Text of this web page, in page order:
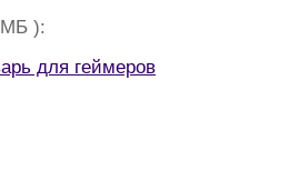
МБ ):
для геймеров